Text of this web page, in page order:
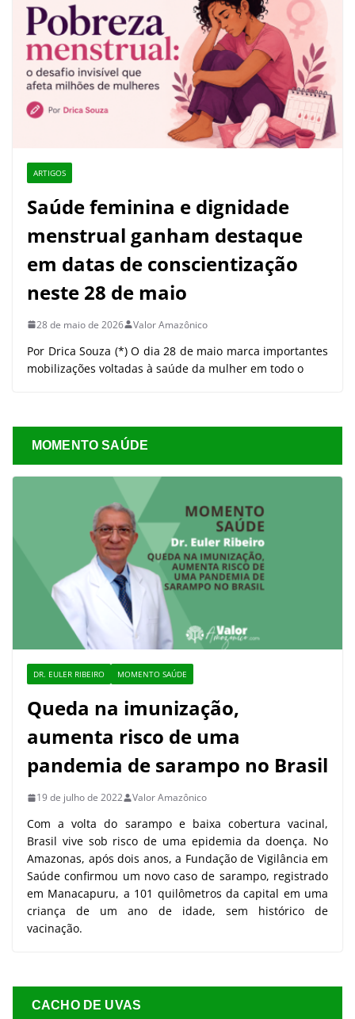
ARTIGOS
Saúde feminina e dignidade
menstrual ganham destaque
em datas de conscientização
neste 28 de maio
28 de maio de 2026 Valor Amazônico
Por Drica Souza (*) O dia 28 de maio marca importantes
mobilizações voltadas à saúde da mulher em todo o
MOMENTO SAÚDE
DR. EULER RIBEIRO MOMENTO SAÚDE
Queda na imunização,
aumenta risco de uma
pandemia de sarampo no Brasil
19 de julho de 2022 Valor Amazônico
Com a volta do sarampo e baixa cobertura vacinal,
Brasil vive sob risco de uma epidemia da doença. No
Amazonas, após dois anos, a Fundação de Vigilância em
Saúde confirmou um novo caso de sarampo, registrado
em Manacapuru, a 101 quilômetros da capital em uma
criança de um ano de idade, sem histórico de
vacinação.
CACHO DE UVAS